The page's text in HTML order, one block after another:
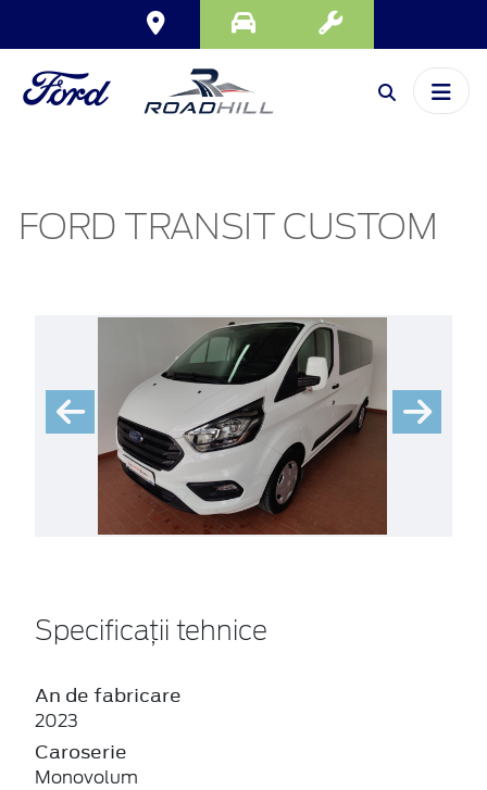
FORD TRANSIT CUSTOM
Specificații tehnice
An de fabricare
2023
Caroserie
Monovolum